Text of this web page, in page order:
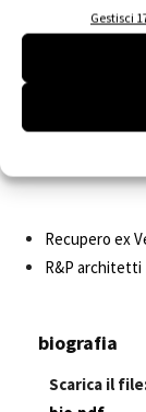
Gestisci
Recupero ex
R&P architetti
biografia
Scarica il